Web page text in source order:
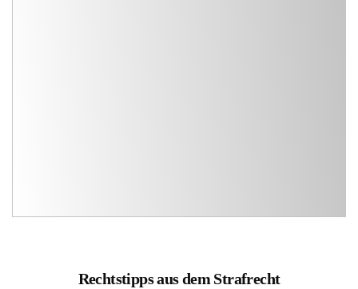
Rechtstipps aus dem Strafrecht